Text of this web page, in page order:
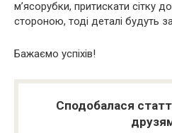
м’ясорубки, притискати сітку
стороною, тоді деталі будуть
Бажаємо успіхів!
Сподобалася